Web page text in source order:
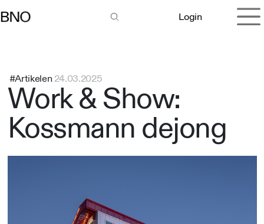
Login
#Artikelen 24.03.2025
Work & Show:
Kossmann dejong